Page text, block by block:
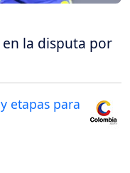
la disputa por